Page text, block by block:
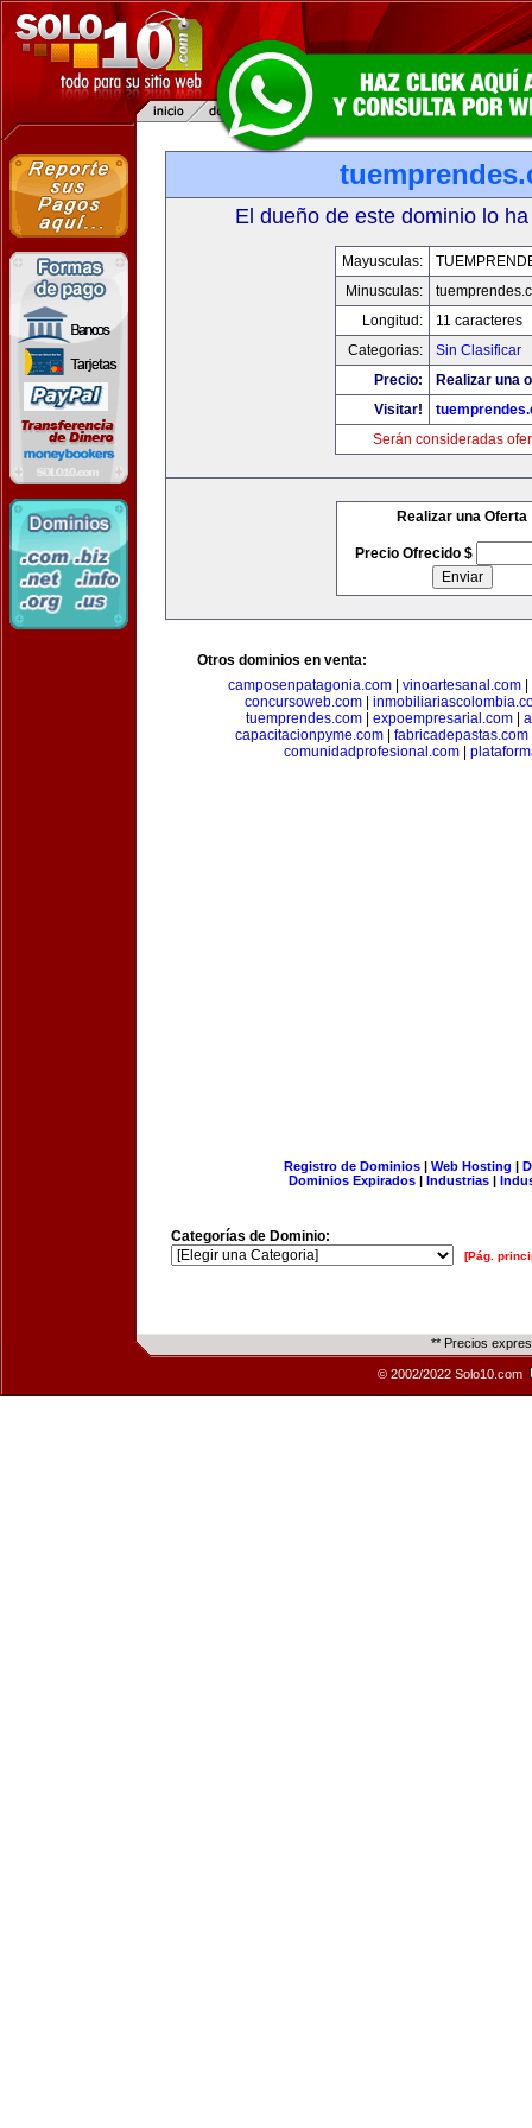
El dueño de este dominio lo
Mayusculas:
Minusculas:
Longitud:
11 caracteres
Categorias:
Sin Clasificar
Precio:
Realizar una
Visitar!
Serán consideradas
Realizar una Oferta
Precio Ofrecido $
Otros dominios en venta:
camposenpatagonia.com| vinoartesanal.com|
concursoweb.com
tuemprendes.com
expoempresarial.com
capacitacionpyme.com
fabricadepastas.com
comunidadprofesional.com
Registro de Dominios| Web Hosting |
Dominios Expirados | Industrias |
Categorías de Dominio:
[Pág.
** Precios
© 2002/2022 Solo10.com